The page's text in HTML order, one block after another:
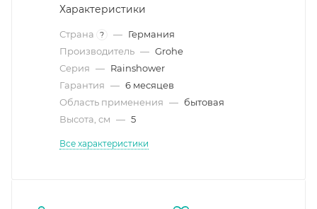
Характеристики
Страна ? — Германия
Производитель — Grohe
Серия — Rainshower
Гарантия — 6 месяцев
Область применения — бытовая
Высота, см — 5
Все характеристики